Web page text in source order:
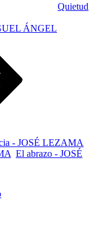
Quietud
ÁNGEL
- JOSÉ LEZAMA
El abrazo - JOSÉ